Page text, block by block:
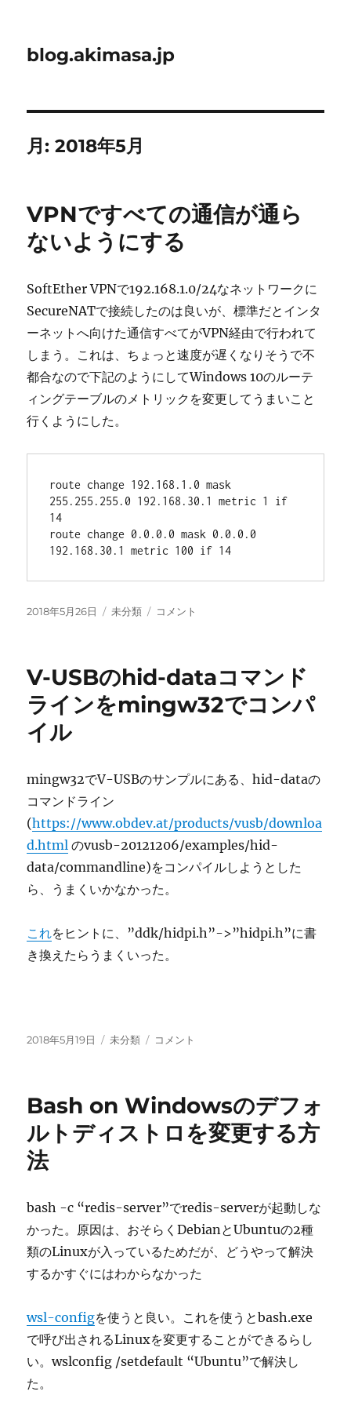
blog.akimasa.jp
月:2018年5月
VPNですべての通信が通ら
ないようにする
SoftEther VPNで192.168.1.0/24なネットワークに
SecureNATで接続したのは良いが、標準だとインタ
ーネットへ向けた通信すべてがVPN経由で行われて
しまう。これは、ちょっと速度が遅くなりそうで不
都合なので下記のようにしてWindows 10のルーテ
ィングテーブルのメトリックを変更してうまいこと
行くようにした。
route change 192.168.1.0 mask
255.255.255.0 192.168.30.1 metric 1 if
14
route change 0.0.0.0 mask 0.0.0.0
192.168.30.1 metric 100 if 14
投
2018年5月26日
カ
ー
未分類
VPN
て
通
ら
よ
う
す
る
コメント
V-USBのhid-dataコマンド
ラインをmingw32でコンパ
イル
mingw32でV-USBのサンプルにある、hid-dataの
コマンドライン
(https://www.obdev.at/products/vusb/downloa
d.html のvusb-20121206/examples/hid-
data/commandline)をコンパイルしようとした
ら、うまくいかなかった。
これをヒントに、”ddk/hidpi.h”->”hidpi.h”に書
き換えたらうまくいった。
投
2018年5月19日
カ
ー
未分類
V-
data
マ
イ
を
mingw32
で
パ
イ
に
コメント
Bash on Windowsのデフォ
ルトディストロを変更する方
法
bash -c “redis-server”でredis-serverが起動しな
かった。原因は、おそらくDebianとUbuntuの2種
類のLinuxが入っているためだが、どうやって解決
するかすぐにはわからなかった
wsl-configを使うと良い。これを使うとbash.exe
で呼び出されるLinuxを変更することができるらし
い。wslconfig /setdefault “Ubuntu”で解決し
た。